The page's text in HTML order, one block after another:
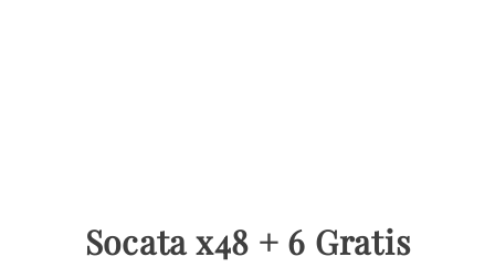
Socata x48 + 6 Gratis